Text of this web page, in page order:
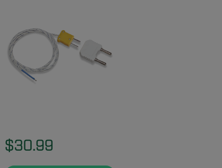
$30.99